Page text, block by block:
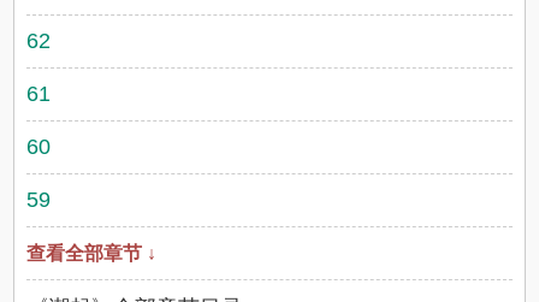
62
61
60
59
查看全部章节 ↓